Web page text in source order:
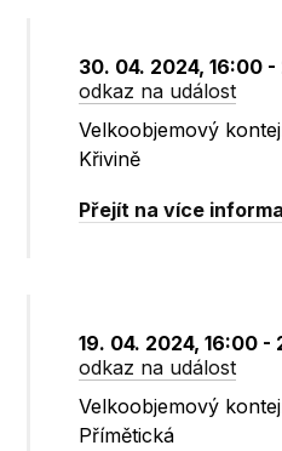
30. 04. 2024, 16:00
odkaz na událost
Velkoobjemový
Křivině
Přejít na více
19. 04. 2024, 16:00 -
odkaz na událost
Velkoobjemový
Přímětická